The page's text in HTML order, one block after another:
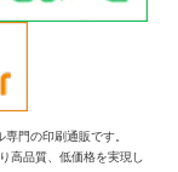
門の印刷通販です。
高品質、低価格を実現し